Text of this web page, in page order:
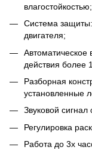
влагостойкостью;
Система защиты:
двигателя;
Автоматическое
действия более
Разборная
установленные
Звуковой
Регулировка
Работа до 3х